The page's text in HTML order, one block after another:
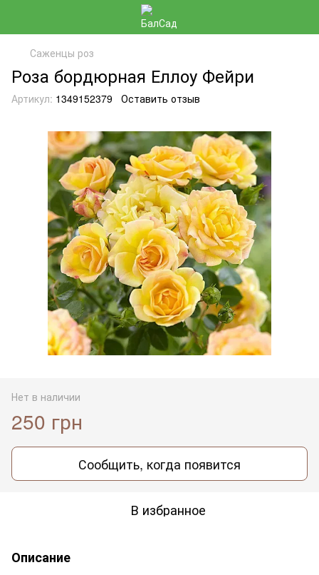
Саженцы роз
Роза бордюрная Еллоу Фейри
Артикул: 1349152379 Оставить отзыв
Нет в наличии
250 грн
Сообщить, когда появится
В избранное
Описание